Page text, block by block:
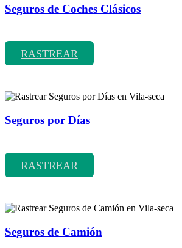
Seguros de Coches Clásicos
RASTREAR
Seguros por Días
RASTREAR
Seguros de Camión